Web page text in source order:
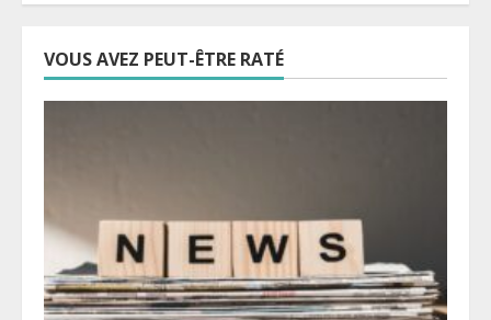
VOUS AVEZ PEUT-ÊTRE RATÉ